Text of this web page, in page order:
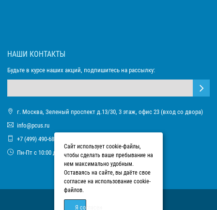
НАШИ КОНТАКТЫ
Будьте в курсе наших акций, подпишитесь на рассылку:
г. Москва, Зеленый проспект д.13/30, 3 этаж, офис 23 (вход со двора)
info@pcus.ru
+7 (499) 490-68-93
Пн-Пт с 10:00 до 17:00
Сайт использует cookie-файлы,
чтобы сделать ваше пребывание на
нем максимально удобным.
Оставаясь на сайте, вы даёте свое
согласие на использование cookie-
файлов.
Я согласен